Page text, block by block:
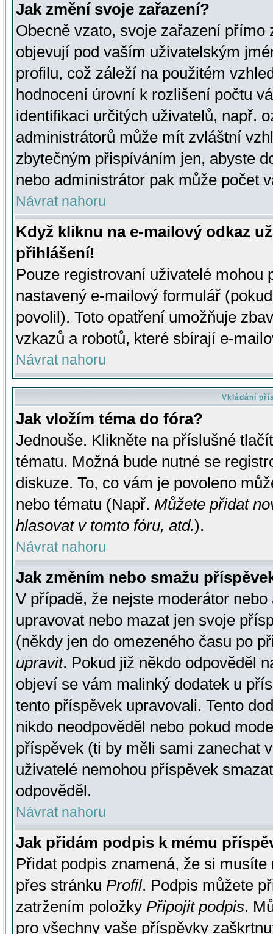
Jak změní svoje zařazení?
Obecně vzato, svoje zařazení přímo
objevují pod vaším uživatelským
profilu, což záleží na použitém
hodnocení úrovní k rozlišení počtu
identifikaci určitých uživatelů, např.
administrátorů může mít zvláštní
zbytečným přispíváním jen, abyste
nebo administrátor pak může počet
Návrat nahoru
Když kliknu na e-mailový odkaz
přihlášení!
Pouze registrovaní uživatelé mohou
nastavený e-mailový formulář
povolil). Toto opatření umožňuje
vzkazů a robotů, které sbírají e-
Návrat nahoru
Vkládání
Jak vložím téma do fóra?
Jednouše. Klikněte na příslušné
tématu. Možná bude nutné se
diskuze. To, co vám je povoleno
nebo tématu (Např. Můžete přidat
hlasovat v tomto fóru, atd.).
Návrat nahoru
Jak změním nebo smažu
V případě, že nejste moderátor
upravovat nebo mazat jen svoje
(někdy jen do omezeného času po
upravit. Pokud již někdo odpověděl
objeví se vám malinký dodatek u
tento příspěvek upravovali. Tento
nikdo neodpověděl nebo pokud
příspěvek (ti by měli sami zanechat
uživatelé nemohou příspěvek
odpověděl.
Návrat nahoru
Jak přidám podpis k mému
Přidat podpis znamená, že si
přes stránku Profil. Podpis můžete
zatržením položky Připojit podpis.
pro všechny vaše příspěvky